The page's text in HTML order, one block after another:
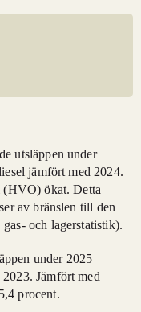
utsläppen under
jämfört med 2024.
(HVO) ökat. Detta
av bränslen till den
och lagerstatistik).
under 2025
Jämfört med
procent.